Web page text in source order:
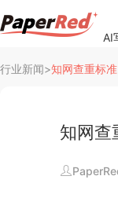
AI
阅读
行业新闻>知网查重标
知网查